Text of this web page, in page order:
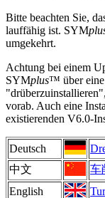
Bitte beachten Sie,
lauffähig ist. SYM
umgekehrt.
Achtung bei einem
SYMplus™ über eine
vorab. Auch eine
existierenden V6.0-
Deutsch
中文
车
English